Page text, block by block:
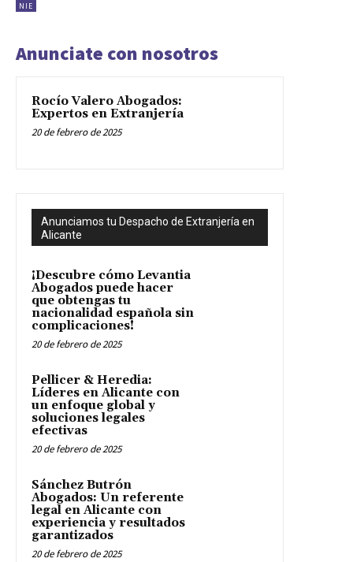
NIE
Anunciate con nosotros
Rocío Valero Abogados:
Expertos en Extranjería
20 de febrero de 2025
Anunciamos tu Despacho de Extranjería en
Alicante
¡Descubre cómo Levantia
Abogados puede hacer
que obtengas tu
nacionalidad española sin
complicaciones!
20 de febrero de 2025
Pellicer & Heredia:
Líderes en Alicante con
un enfoque global y
soluciones legales
efectivas
20 de febrero de 2025
Sánchez Butrón
Abogados: Un referente
legal en Alicante con
experiencia y resultados
garantizados
20 de febrero de 2025